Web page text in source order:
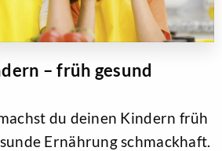
– früh gesund
du deinen Kindern früh
Ernährung schmackhaft.